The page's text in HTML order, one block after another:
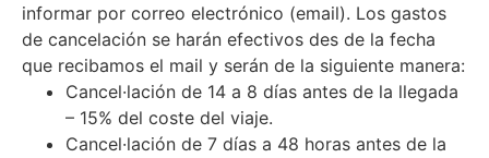
informar por correo electrónico (email). Los gastos
de cancelación se harán efectivos des de la fecha
que recibamos el mail y serán de la siguiente manera:
Cancel·lación de 14 a 8 días antes de la llegada
– 15% del coste del viaje.
Cancel·lación de 7 días a 48 horas antes de la